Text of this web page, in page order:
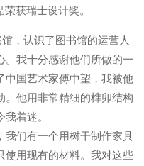
获瑞士设计奖。
，认识了图书馆的运营人
。我十分感谢他们所做的一
中国艺术家傅中望，我被他
。他用非常精细的榫卯结构
着迷。
我们有一个用树干制作家具
使用现有的材料。我对这些